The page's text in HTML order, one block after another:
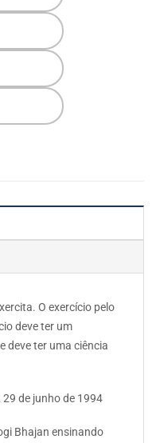
O exercício pelo
deve ter um
deve ter uma ciência
de junho de 1994
Bhajan ensinando